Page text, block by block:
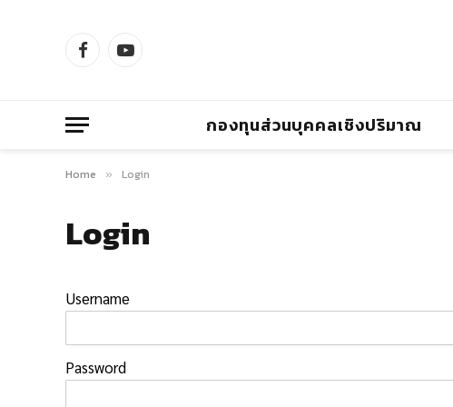
FacebookYouTube
กองทุนส่วนบุคคลเชิงปริมาณ
Home » Login
Login
Username
Password